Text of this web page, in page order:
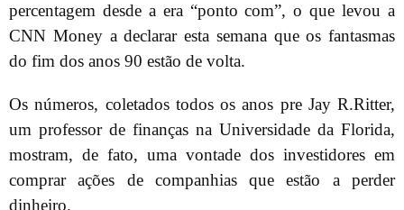
percentagem desde a era “ponto com”, o que levou a
CNN Money a declarar esta semana que os fantasmas
do fim dos anos 90 estão de volta.
Os números, coletados todos os anos pre Jay R.Ritter,
um professor de finanças na Universidade da Florida,
mostram, de fato, uma vontade dos investidores em
comprar ações de companhias que estão a perder
dinheiro.